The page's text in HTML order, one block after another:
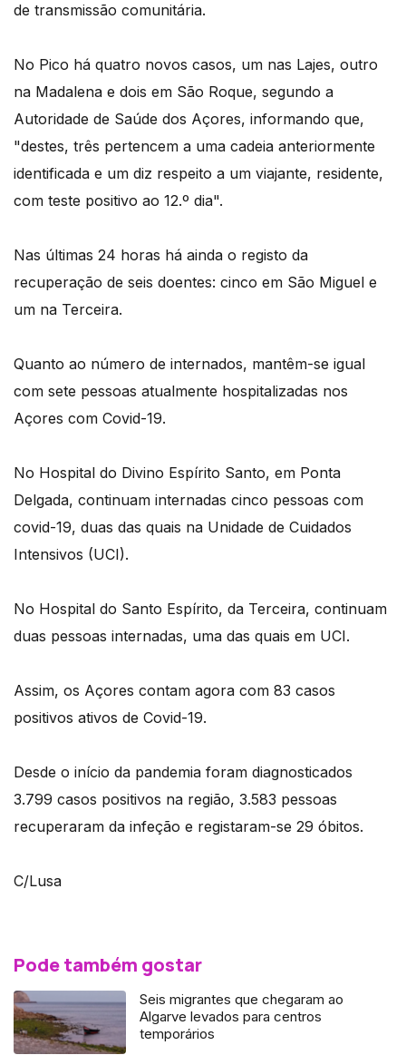
de transmissão comunitária.
No Pico há quatro novos casos, um nas Lajes, outro
na Madalena e dois em São Roque, segundo a
Autoridade de Saúde dos Açores, informando que,
"destes, três pertencem a uma cadeia anteriormente
identificada e um diz respeito a um viajante, residente,
com teste positivo ao 12.º dia".
Nas últimas 24 horas há ainda o registo da
recuperação de seis doentes: cinco em São Miguel e
um na Terceira.
Quanto ao número de internados, mantêm-se igual
com sete pessoas atualmente hospitalizadas nos
Açores com Covid-19.
No Hospital do Divino Espírito Santo, em Ponta
Delgada, continuam internadas cinco pessoas com
covid-19, duas das quais na Unidade de Cuidados
Intensivos (UCI).
No Hospital do Santo Espírito, da Terceira, continuam
duas pessoas internadas, uma das quais em UCI.
Assim, os Açores contam agora com 83 casos
positivos ativos de Covid-19.
Desde o início da pandemia foram diagnosticados
3.799 casos positivos na região, 3.583 pessoas
recuperaram da infeção e registaram-se 29 óbitos.
C/Lusa
Pode também gostar
Seis migrantes que chegaram ao
Algarve levados para centros
temporários